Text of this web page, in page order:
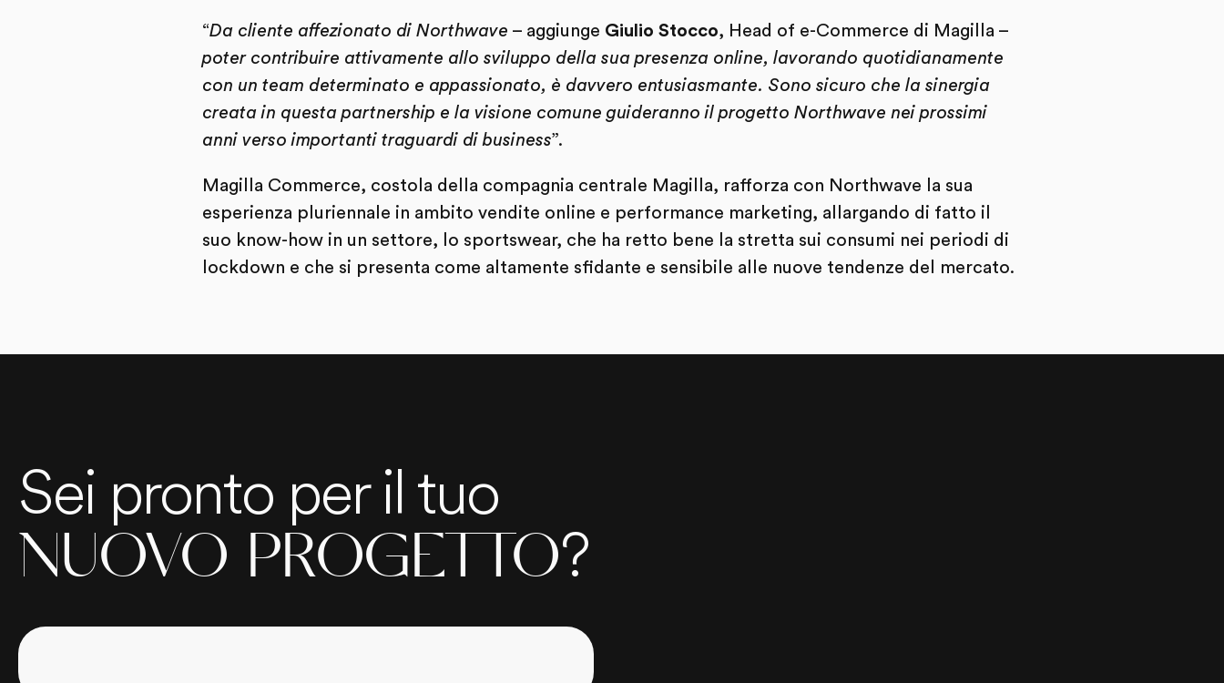
“Da cliente affezionato di Northwave – aggiunge Giulio Stocco, Head of e-Commerce di Magilla –
poter contribuire attivamente allo sviluppo della sua presenza online, lavorando quotidianamente
con un team determinato e appassionato, è davvero entusiasmante. Sono sicuro che la sinergia
creata in questa partnership e la visione comune guideranno il progetto Northwave nei prossimi
anni verso importanti traguardi di business”.
Magilla Commerce, costola della compagnia centrale Magilla, rafforza con Northwave la sua
esperienza pluriennale in ambito vendite online e performance marketing, allargando di fatto il
suo know-how in un settore, lo sportswear, che ha retto bene la stretta sui consumi nei periodi di
lockdown e che si presenta come altamente sfidante e sensibile alle nuove tendenze del mercato.
Sei pronto per il tuo
NUOVO PROGETTO?